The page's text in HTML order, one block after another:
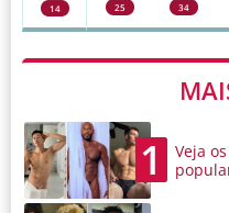
14 25 34
1
Veja